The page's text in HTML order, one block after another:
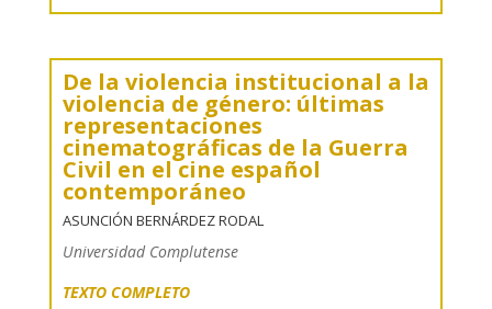
De la violencia institucional a la
violencia de género: últimas
representaciones
cinematográficas de la Guerra
Civil en el cine español
contemporáneo
ASUNCIÓN BERNÁRDEZ RODAL
Universidad Complutense
TEXTO COMPLETO